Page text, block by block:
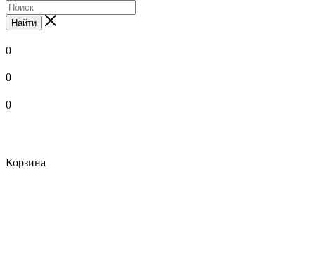
Найти
0
0
0
Корзина